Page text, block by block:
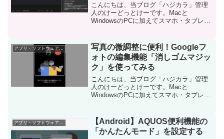
こんにちは、当ブログ「ハジカラ」管理
人のけーどっとけーです。Macと
WindowsのPCに加えてスマホ・タブレッ
発見を当ブログで紹介しています。ほぼ
毎日更新しています！...
写真の微調整に便利！Googleフ
ォトの編集機能「消しゴムマジッ
ク」を使ってみる
こんにちは、当ブログ「ハジカラ」管理
人のけーどっとけーです。Macと
WindowsのPCに加えてスマホ・タブレッ
発見を当ブログで紹介しています。ほぼ
毎日更新しています！...
アプリ・ソフトウェア・サービス
【Android】AQUOS便利機能の
「かんたんモード」を設定する